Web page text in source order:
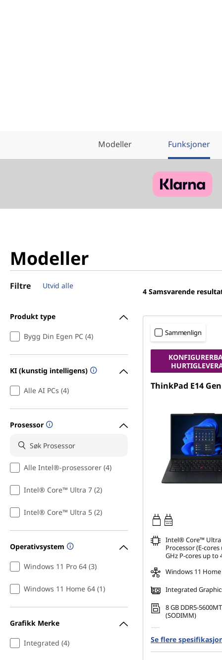
Modeller Funksjoner
Modeller
Filtre Utvid alle
Produkt type
Bygg Din Egen PC (4)
KI (kunstig intelligens)
Alle AI PCs (4)
Prosessor
Alle Intel®-prosessorer (4)
Intel® Core™ Ultra 7 (2)
Intel® Core™ Ultra 5 (2)
Operativsystem
Windows 11 Pro 64 (3)
Windows 11 Home 64 (1)
Grafikk Merke
Integrated (4)
4 Samsvarende
Sammenlign
ThinkPad E14
65W-65W
USB PD
Intel® Core™ Ultra
Processor (E-
GHz P-cores up to
Windows 11 Home
Integrated
8 GB DDR5-
(SODIMM)
Gen4 TLC Opal
14" WUXGA (1920
Se flere